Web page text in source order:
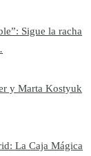
Sigue la racha
y Marta Kostyuk
La Caja Mágica